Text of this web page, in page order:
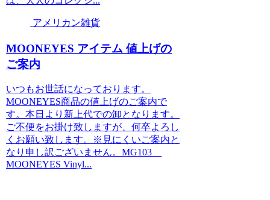
アメリカン雑貨
MOONEYES アイテム 値上げの
ご案内
いつもお世話になっております。
MOONEYES商品の値上げのご案内で
す。本日より新上代での卸となります。
ご不便をお掛け致しますが、何卒よろし
くお願い致します。※見にくいご案内と
なり申し訳ございません。MG103
MOONEYES Vinyl...